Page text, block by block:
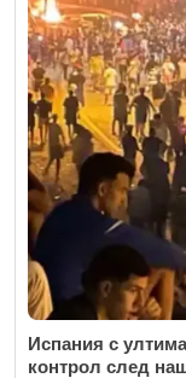
Испания с
контрол след